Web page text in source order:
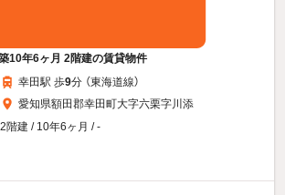
10年6ヶ月 2階建の賃貸物件
幸田駅 歩9分 （東海道線）
愛知県額田郡幸田町大字六栗字川添
2階建 / 10年6ヶ月 / -